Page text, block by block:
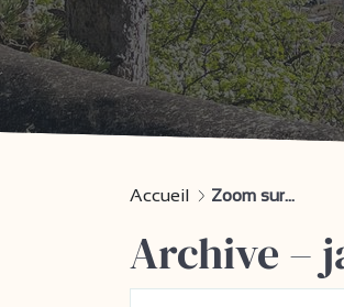
Accueil Zoom sur...
Archive –